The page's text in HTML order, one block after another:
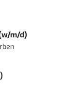
m/d)